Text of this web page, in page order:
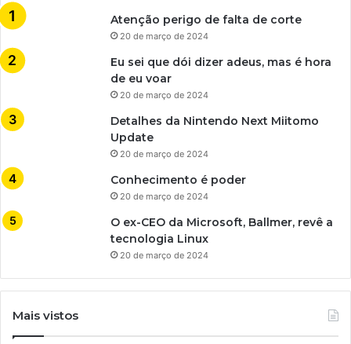
Atenção perigo de falta de corte
20 de março de 2024
Eu sei que dói dizer adeus, mas é hora
de eu voar
20 de março de 2024
Detalhes da Nintendo Next Miitomo
Update
20 de março de 2024
Conhecimento é poder
20 de março de 2024
O ex-CEO da Microsoft, Ballmer, revê a
tecnologia Linux
20 de março de 2024
Mais vistos